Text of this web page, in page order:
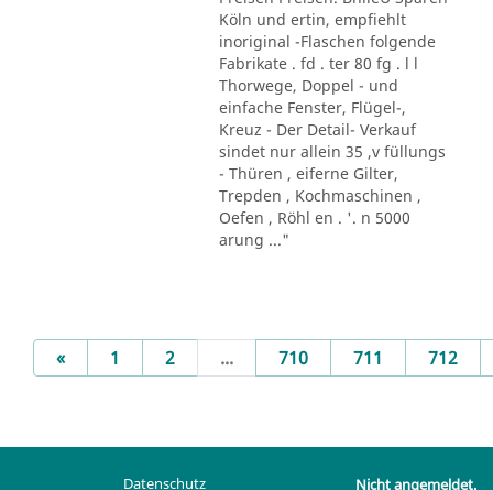
Köln und ertin, empfiehlt
inoriginal -Flaschen folgende
Fabrikate . fd . ter 80 fg . l l
Thorwege, Doppel - und
einfache Fenster, Flügel-,
Kreuz - Der Detail- Verkauf
sindet nur allein 35 ,v füllungs
- Thüren , eiferne Gilter,
Trepden , Kochmaschinen ,
Oefen , Röhl en . '. n 5000
arung ..."
«Previous
1 2 ... 710 711 712
Datenschutz
Nicht angemeldet.